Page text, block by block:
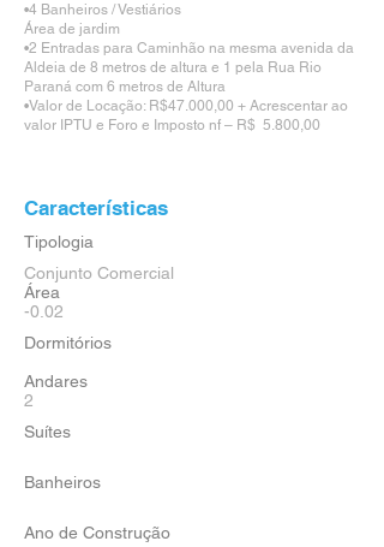
•​4 Banheiros / Vestiários
Área de jardim
•​2 Entradas para Caminhão na mesma avenida da
Aldeia de 8 metros de altura e 1 pela Rua Rio
Paraná com 6 metros de Altura
•​Valor de Locação: R$47.000,00 + Acrescentar ao
valor IPTU e Foro e Imposto nf – R$ 5.800,00
Características
Tipologia
Conjunto Comercial
Área
-0.02
Dormitórios
Andares
2
Suítes
Banheiros
Ano de Construção